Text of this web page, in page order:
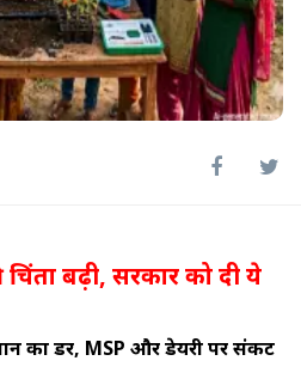
चिंता बढ़ी, सरकार को दी ये
का डर, MSP और डेयरी पर संकट